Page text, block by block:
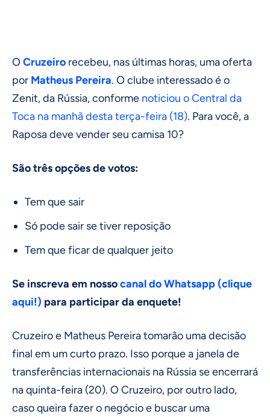
OCruzeiro recebeu, nas últimas horas, uma oferta
por Matheus Pereira. O clube interessado é o
Zenit, da Rússia, conforme noticiou o Central da
Toca na manhã desta terça-feira (18). Para você, a
Raposa deve vender seu camisa 10?
São três opções de votos:
Tem que sair
Só pode sair se tiver reposição
Tem que ficar de qualquer jeito
Se inscreva em nossocanal do Whatsapp (clique
aqui!) para participar da enquete!
Cruzeiro e Matheus Pereira tomarão uma decisão
final em um curto prazo. Isso porque a janela de
transferências internacionais na Rússia se encerrará
na quinta-feira (20). O Cruzeiro, por outro lado,
caso queira fazer o negócio e buscar uma